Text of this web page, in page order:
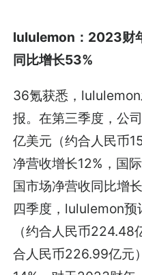
lululemon：2023财
同比增长53%
36氪获悉，
报。在第三季度，公
亿美元（约合人民币
净营收增长12%，国
国市场净营收同比增
四季度，lululemon预
（约合人民币
合人民币226.99亿元